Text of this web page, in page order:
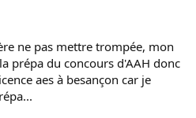
ne pas mettre trompée, mon
prépa du concours d'AAH donc
aes à besançon car je